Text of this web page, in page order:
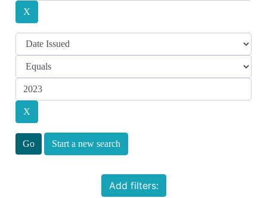
Start a new search
Add filters: